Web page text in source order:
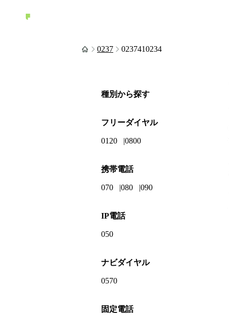
0237 0237410234
種別から探す
フリーダイヤル
0120 0800
携帯電話
070 080 090
IP電話
050
ナビダイヤル
0570
固定電話